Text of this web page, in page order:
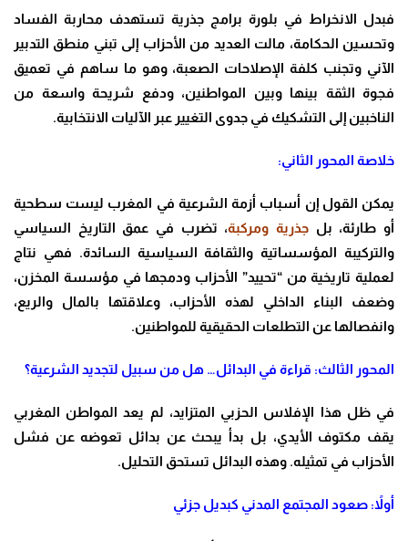
فبدل الانخراط في بلورة برامج جذرية تستهدف محاربة الفساد
وتحسين الحكامة، مالت العديد من الأحزاب إلى تبني منطق التدبير
الآني وتجنب كلفة الإصلاحات الصعبة، وهو ما ساهم في تعميق
فجوة الثقة بينها وبين المواطنين، ودفع شريحة واسعة من
الناخبين إلى التشكيك في جدوى التغيير عبر الآليات الانتخابية.
خلاصة المحور الثاني:
يمكن القول إن أسباب أزمة الشرعية في المغرب ليست سطحية
أو طارئة، بل جذرية ومركبة، تضرب في عمق التاريخ السياسي
والتركيبة المؤسساتية والثقافة السياسية السائدة. فهي نتاج
لعملية تاريخية من “تحييد” الأحزاب ودمجها في مؤسسة المخزن،
وضعف البناء الداخلي لهذه الأحزاب، وعلاقتها بالمال والريع،
وانفصالها عن التطلعات الحقيقية للمواطنين.
المحور الثالث: قراءة في البدائل… هل من سبيل لتجديد الشرعية؟
في ظل هذا الإفلاس الحزبي المتزايد، لم يعد المواطن المغربي
يقف مكتوف الأيدي، بل بدأ يبحث عن بدائل تعوضه عن فشل
الأحزاب في تمثيله. وهذه البدائل تستحق التحليل.
أولاً: صعود المجتمع المدني كبديل جزئي